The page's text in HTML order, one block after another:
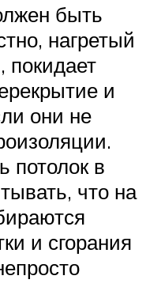
быть
нагретый
покидает
и
они не
потолок в
что на
и сгорания